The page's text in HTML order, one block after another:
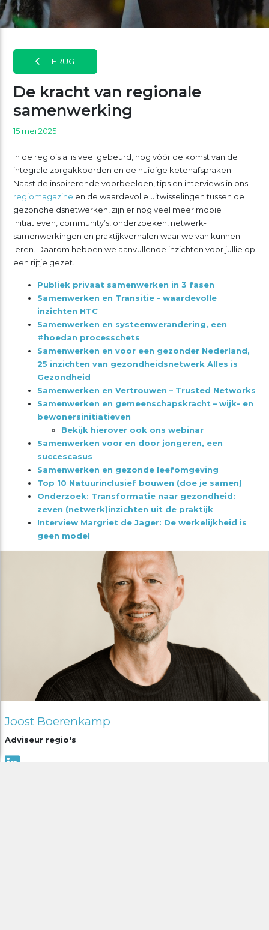
TERUG
De kracht van regionale
samenwerking
15 mei 2025
In de regio’s al is veel gebeurd, nog vóór de komst van de
integrale zorgakkoorden en de huidige ketenafspraken.
Naast de inspirerende voorbeelden, tips en interviews in ons
regiomagazine en de waardevolle uitwisselingen tussen de
gezondheidsnetwerken, zijn er nog veel meer mooie
initiatieven, community’s, onderzoeken, netwerk-
samenwerkingen en praktijkverhalen waar we van kunnen
leren. Daarom hebben we aanvullende inzichten voor jullie op
een rijtje gezet.
Publiek privaat samenwerken in 3 fasen
Samenwerken en Transitie – waardevolle
inzichten HTC
Samenwerken en systeemverandering, een
#hoedan processchets
Samenwerken en voor een gezonder Nederland,
25 inzichten van gezondheidsnetwerk Alles is
Gezondheid
Samenwerken en Vertrouwen – Trusted Networks
Samenwerken en gemeenschapskracht – wijk- en
bewonersinitiatieven
Bekijk hierover ook ons webinar
Samenwerken voor en door jongeren, een
succescasus
Samenwerken en gezonde leefomgeving
Top 10 Natuurinclusief bouwen (doe je samen)
Onderzoek: Transformatie naar gezondheid:
zeven (netwerk)inzichten uit de praktijk
Interview Margriet de Jager: De werkelijkheid is
geen model
Joost Boerenkamp
Adviseur regio's